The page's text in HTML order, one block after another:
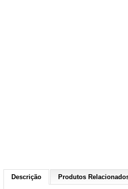
Descrição Produtos